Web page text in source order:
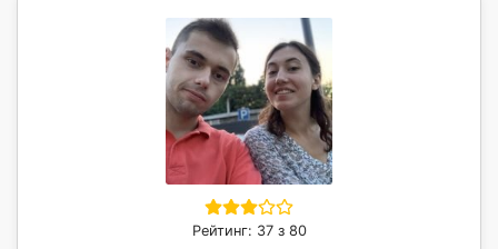
Рейтинг: 37 з 80